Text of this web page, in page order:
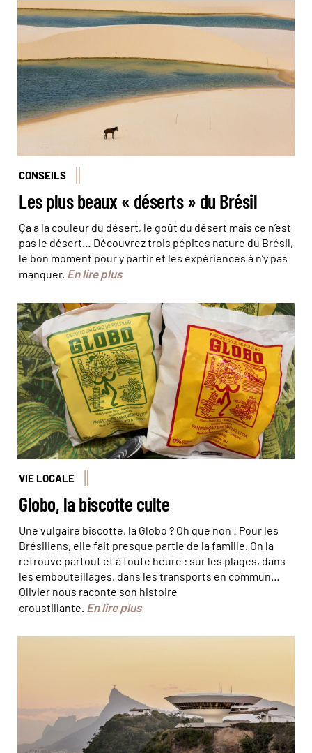
© Azouze FGP/Hemis
CONSEILS
Les plus beaux « déserts » du Brésil
Ça a la couleur du désert, le goût du désert mais ce n’est
pas le désert… Découvrez trois pépites nature du Brésil,
le bon moment pour y partir et les expériences à n’y pas
manquer. En lire plus
© Olivier Bodart
VIE LOCALE
Globo, la biscotte culte
Une vulgaire biscotte, la Globo ? Oh que non ! Pour les
Brésiliens, elle fait presque partie de la famille. On la
retrouve partout et à toute heure : sur les plages, dans
les embouteillages, dans les transports en commun…
Olivier nous raconte son histoire
croustillante. En lire plus